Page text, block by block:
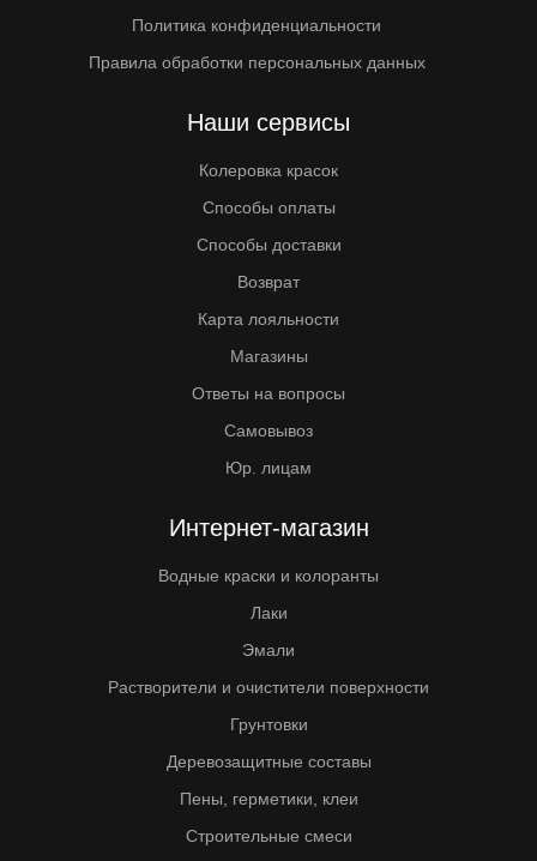
Политика конфиденциальности
Правила обработки персональных данных
Наши сервисы
Колеровка красок
Способы оплаты
Способы доставки
Возврат
Карта лояльности
Магазины
Ответы на вопросы
Самовывоз
Юр. лицам
Интернет-магазин
Водные краски и колоранты
Лаки
Эмали
Растворители и очистители поверхности
Грунтовки
Деревозащитные составы
Пены, герметики, клеи
Строительные смеси